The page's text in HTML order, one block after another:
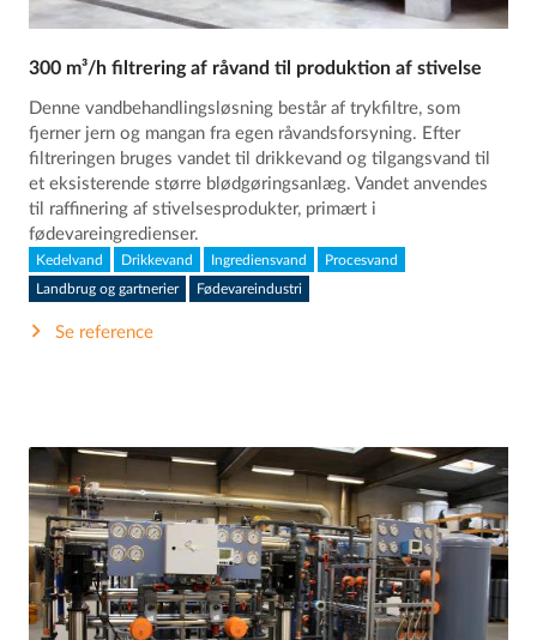
300 m³/h filtrering af råvand til produktion af stivelse
Denne vandbehandlingsløsning består af trykfiltre, som
fjerner jern og mangan fra egen råvandsforsyning. Efter
filtreringen bruges vandet til drikkevand og tilgangsvand til
et eksisterende større blødgøringsanlæg. Vandet anvendes
til raffinering af stivelsesprodukter, primært i
fødevareingredienser.
Kedelvand Drikkevand Ingrediensvand Procesvand
Landbrug og gartnerier Fødevareindustri
Se reference